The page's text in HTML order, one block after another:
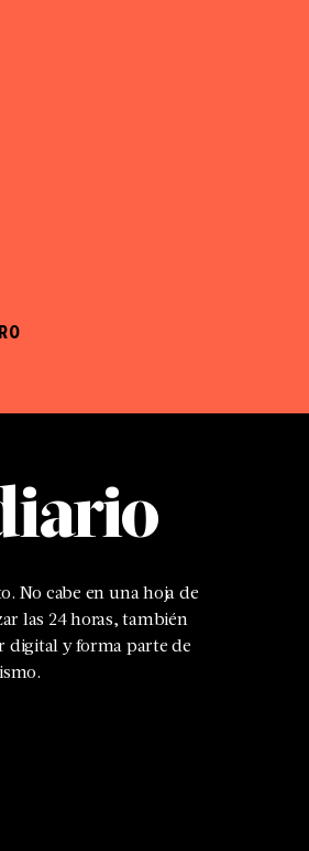
No cabe en una hoja de
las 24 horas, también
digital y forma parte de